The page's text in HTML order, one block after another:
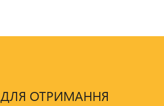
ДЛЯ ОТРИМАННЯ